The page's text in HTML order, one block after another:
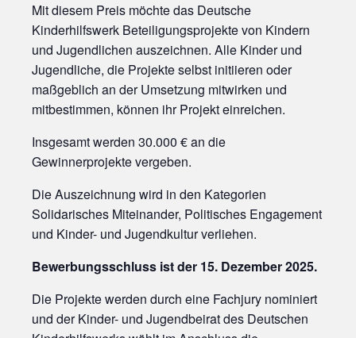
Mit diesem Preis möchte das Deutsche
Kinderhilfswerk Beteiligungsprojekte von Kindern
und Jugendlichen auszeichnen. Alle Kinder und
Jugendliche, die Projekte selbst initiieren oder
maßgeblich an der Umsetzung mitwirken und
mitbestimmen, können ihr Projekt einreichen.
Insgesamt werden 30.000 € an die
Gewinnerprojekte vergeben.
Die Auszeichnung wird in den Kategorien
Solidarisches Miteinander, Politisches Engagement
und Kinder- und Jugendkultur verliehen.
Bewerbungsschluss ist der 15. Dezember 2025.
Die Projekte werden durch eine Fachjury nominiert
und der Kinder- und Jugendbeirat des Deutschen